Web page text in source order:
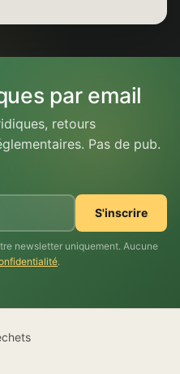
par email
retours
Pas de pub.
S'inscrire
newsletter uniquement. Aucune
.